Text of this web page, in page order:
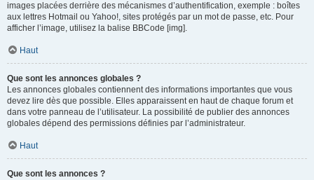
images placées derrière des mécanismes d’authentification, exemple : boîtes
aux lettres Hotmail ou Yahoo!, sites protégés par un mot de passe, etc. Pour
afficher l’image, utilisez la balise BBCode [img].
Haut
Que sont les annonces globales ?
Les annonces globales contiennent des informations importantes que vous
devez lire dès que possible. Elles apparaissent en haut de chaque forum et
dans votre panneau de l’utilisateur. La possibilité de publier des annonces
globales dépend des permissions définies par l’administrateur.
Haut
Que sont les annonces ?